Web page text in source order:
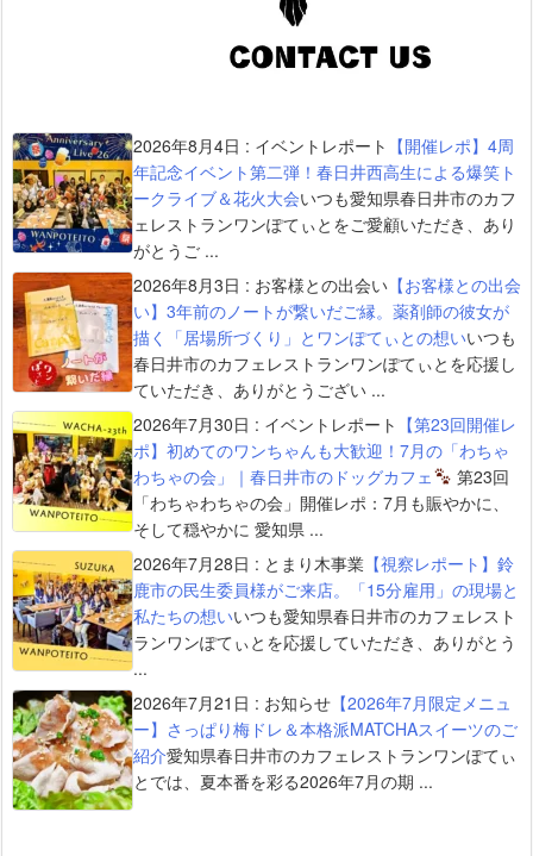
2026年8月4日 : イベントレポート 【開催レポ】4周
年記念イベント第二弾！春日井西高生による爆笑ト
ークライブ＆花火大会いつも愛知県春日井市のカフ
ェレストランワンぽてぃとをご愛顧いただき、あり
がとうご ...
2026年8月3日 : お客様との出会い 【お客様との出会
い】3年前のノートが繋いだご縁。薬剤師の彼女が
描く「居場所づくり」とワンぽてぃとの想いいつも
春日井市のカフェレストランワンぽてぃとを応援し
ていただき、ありがとうござい ...
2026年7月30日 : イベントレポート 【第23回開催レ
ポ】初めてのワンちゃんも大歓迎！7月の「わちゃ
わちゃの会」｜春日井市のドッグカフェ
第23回
「わちゃわちゃの会」開催レポ：7月も賑やかに、
そして穏やかに 愛知県 ...
2026年7月28日 : とまり木事業 【視察レポート】鈴
鹿市の民生委員様がご来店。「15分雇用」の現場と
私たちの想いいつも愛知県春日井市のカフェレスト
ランワンぽてぃとを応援していただき、ありがとう
...
2026年7月21日 : お知らせ 【2026年7月限定メニュ
ー】さっぱり梅ドレ＆本格派MATCHAスイーツのご
紹介愛知県春日井市のカフェレストランワンぽてぃ
とでは、夏本番を彩る2026年7月の期 ...